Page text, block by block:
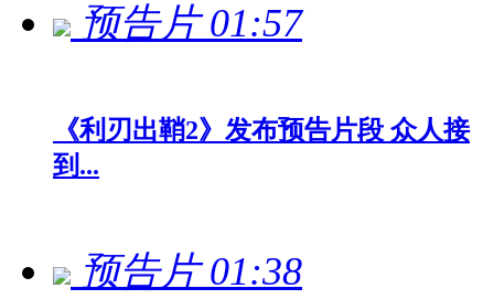
预告片 01:57
《利刃出鞘2》发布预告片段 众人接
到...
预告片 01:38